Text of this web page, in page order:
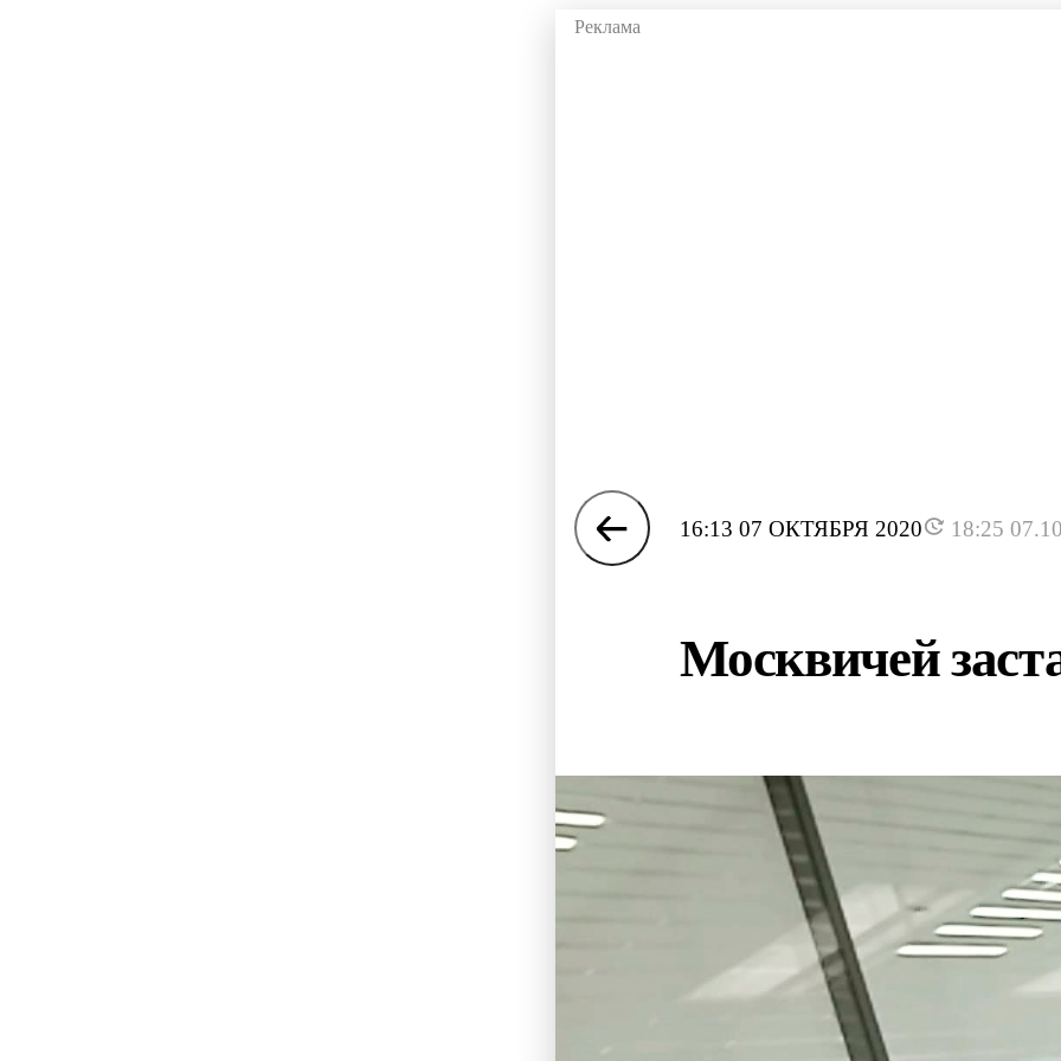
16:13 07 ОКТЯБРЯ 2020 18:25
Москвичей